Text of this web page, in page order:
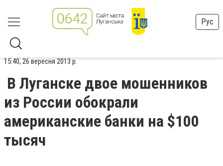
Рус
15:40, 26 вересня 2013 р.
В Луганске двое мошенников
из России обокрали
американские банки на $100
тысяч